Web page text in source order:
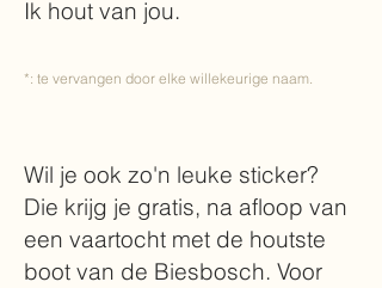
Ik hout van jou.
*: te vervangen door elke willekeurige naam.
Wil je ook zo'n leuke sticker?
Die krijg je gratis, na afloop van
een vaartocht met de houtste
boot van de Biesbosch. Voor